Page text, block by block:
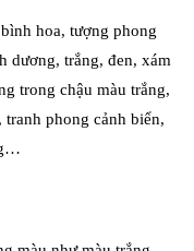
hoa, tượng phong
dương, trắng, đen, xám
trong chậu màu trắng,
phong cảnh biển,